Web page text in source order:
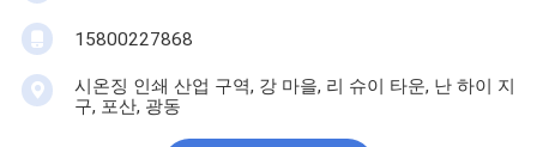
15800227868
시온징 인쇄 산업 구역, 강 마을, 리 슈이 타운, 난 하이 지
구, 포산, 광동